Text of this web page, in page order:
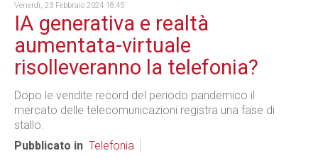
Venerdì, 23 Febbraio 2024 18:45
IA generativa e realtà
aumentata-virtuale
risolleveranno la telefonia?
Dopo le vendite record del periodo pandemico il
mercato delle telecomunicazioni registra una fase di
stallo.
Pubblicato in Telefonia